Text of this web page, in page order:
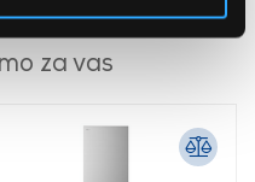
za vas